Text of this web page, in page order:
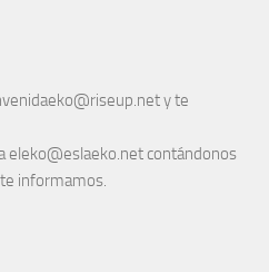
y te
eleko@eslaeko.net contándonos
informamos.